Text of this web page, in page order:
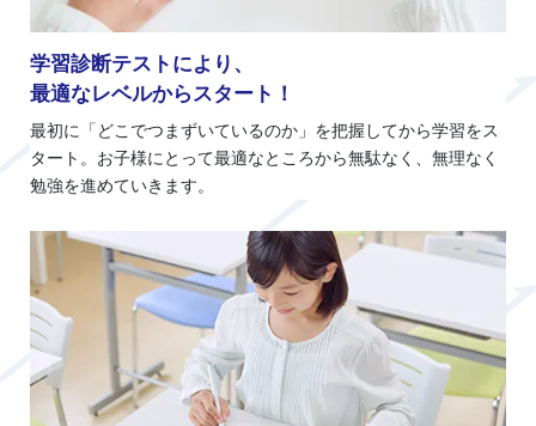
学習診断テストにより、
最適なレベルからスタート！
最初に「どこでつまずいているのか」を把握してから学習をス
タート。お子様にとって最適なところから無駄なく、無理なく
勉強を進めていきます。